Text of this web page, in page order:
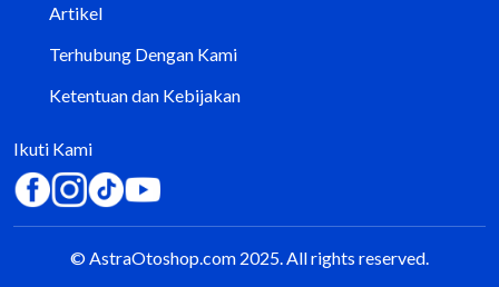
Artikel
Terhubung Dengan Kami
Ketentuan dan Kebijakan
Ikuti Kami
© AstraOtoshop.com 2025. All rights reserved.